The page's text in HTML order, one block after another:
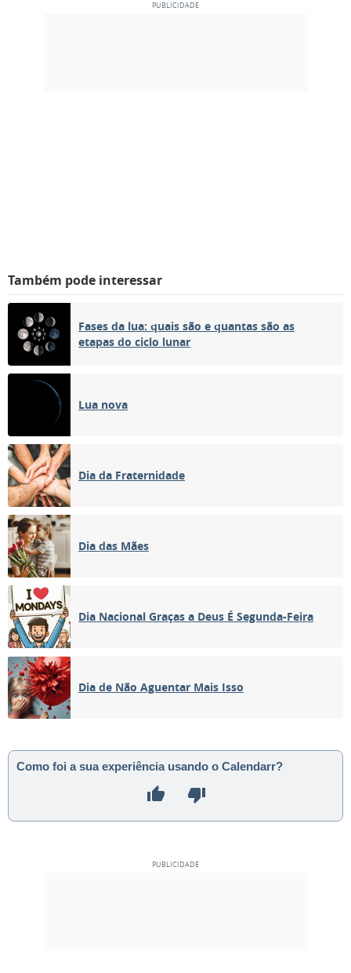
Também pode interessar
Fases da lua: quais são e quantas são as
etapas do ciclo lunar
Lua nova
Dia da Fraternidade
Dia das Mães
Dia Nacional Graças a Deus É Segunda-Feira
Dia de Não Aguentar Mais Isso
Como foi a sua experiência usando o Calendarr?